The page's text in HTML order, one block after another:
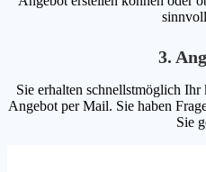
3.
Sie erhalten schnellstmöglich
Angebot per Mail. Sie haben
Sie